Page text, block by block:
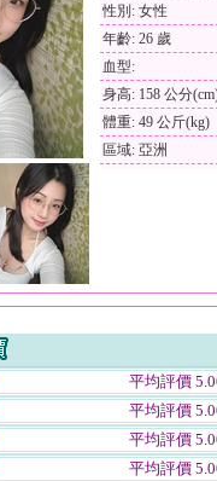
性別: 女性
年齡: 26 歲
血型:
身高: 158 公分
體重: 49 公斤(kg)
區域: 亞洲
平均評價
平均評價
平均評價
平均評價